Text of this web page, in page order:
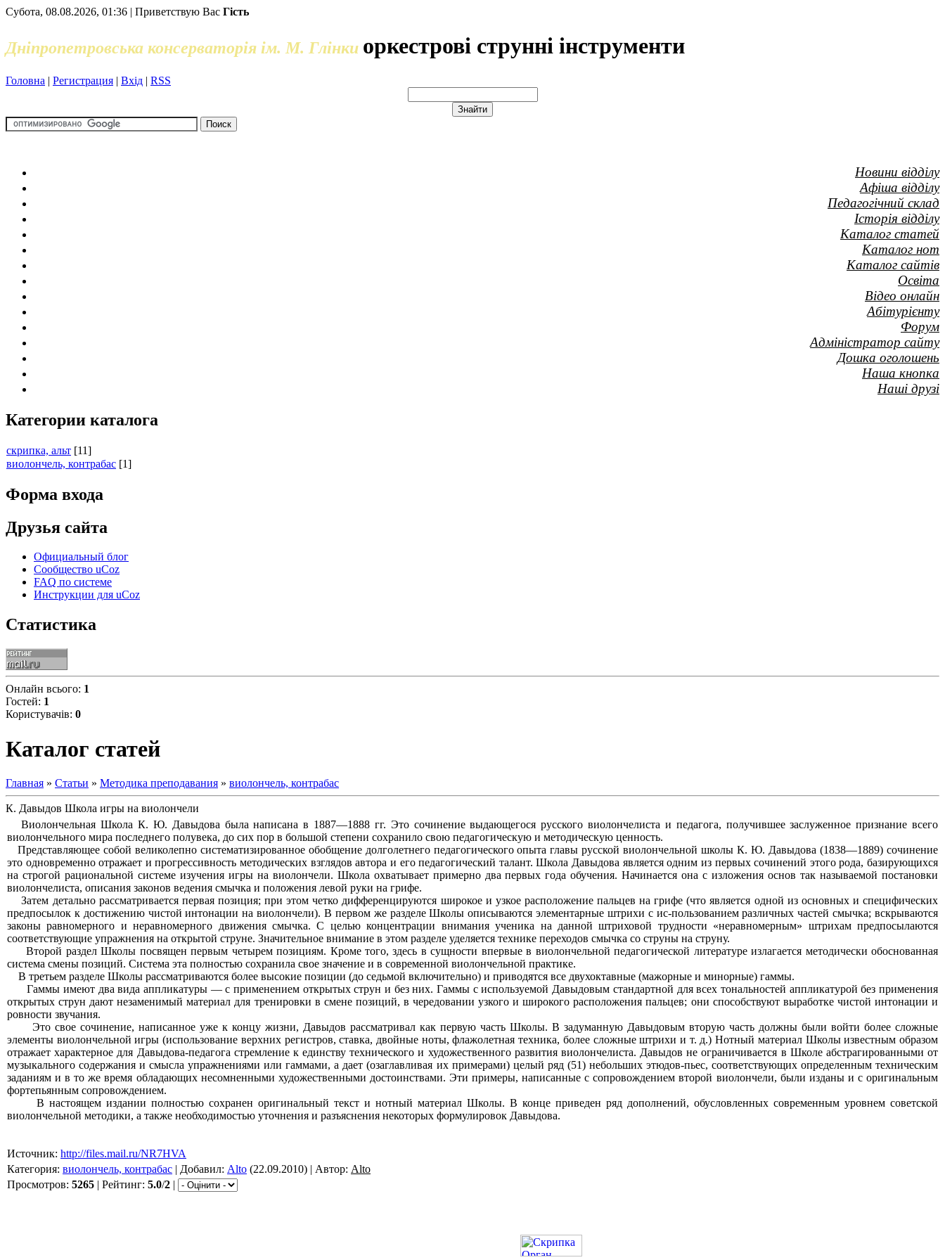
Субота, 08.08.2026, 01:36 | Приветствую Вас Гість
Дніпропетровська консерваторія ім. М. Глінки оркестрові струнні інструменти
Головна | Регистрация | Вхід | RSS
Новини відділу
Афіша відділу
Педагогічний склад
Історія відділу
Каталог статей
Каталог нот
Каталог сайтів
Освіта
Відео онлайн
Абітурієнту
Форум
Адміністратор сайту
Дошка оголошень
Наша кнопка
Наші друзі
Категории каталога
скрипка, альт [11]
виолончель, контрабас [1]
Форма входа
Друзья сайта
Официальный блог
Сообщество uCoz
FAQ по системе
Инструкции для uCoz
Статистика
Онлайн всього: 1
Гостей: 1
Користувачів: 0
Каталог статей
Главная » Статьи » Методика преподавания » виолончель, контрабас
К. Давыдов Школа игры на виолончели
Виолончельная Школа К. Ю. Давыдова была написана в 1887—1888 гг. Это сочинение выдающегося русского виолончелиста и педагога, получившее заслуженное признание всего
виолончельного мира последнего полувека, до сих пор в большой степени сохранило свою педагогическую и методическую ценность.
Представляющее собой великолепно систематизированное обобщение долголетнего педагогического опыта главы русской виолончельной школы К. Ю. Давыдова (1838—1889) сочинение
это одновременно отражает и прогрессивность методических взглядов автора и его педагогический талант. Школа Давыдова является одним из первых сочинений этого рода, базирующихся
на строгой рациональной системе изучения игры на виолончели. Школа охватывает примерно два первых года обучения. Начинается она с изложения основ так называемой постановки
виолончелиста, описания законов ведения смычка и положения левой руки на грифе.
Затем детально рассматривается первая позиция; при этом четко дифференцируются широкое и узкое расположение пальцев на грифе (что является одной из основных и специфических
предпосылок к достижению чистой интонации на виолончели). В первом же разделе Школы описываются элементарные штрихи с ис-пользованием различных частей смычка; вскрываются
законы равномерного и неравномерного движения смычка. С целью концентрации внимания ученика на данной штриховой трудности «неравномерным» штрихам предпосылаются
соответствующие упражнения на открытой струне. Значительное внимание в этом разделе уделяется технике переходов смычка со струны на струну.
Второй раздел Школы посвящен первым четырем позициям. Кроме того, здесь в сущности впервые в виолончельной педагогической литературе излагается методически обоснованная
система смены позиций. Система эта полностью сохранила свое значение и в современной виолончельной практике.
В третьем разделе Школы рассматриваются более высокие позиции (до седьмой включительно) и приводятся все двухоктавные (мажорные и минорные) гаммы.
Гаммы имеют два вида аппликатуры — с применением открытых струн и без них. Гаммы с используемой Давыдовым стандартной для всех тональностей аппликатурой без применения
открытых струн дают незаменимый материал для тренировки в смене позиций, в чередовании узкого и широкого расположения пальцев; они способствуют выработке чистой интонации и
ровности звучания.
Это свое сочинение, написанное уже к концу жизни, Давыдов рассматривал как первую часть Школы. В задуманную Давыдовым вторую часть должны были войти более сложные
элементы виолончельной игры (использование верхних регистров, ставка, двойные ноты, флажолетная техника, более сложные штрихи и т. д.) Нотный материал Школы известным образом
отражает характерное для Давыдова-педагога стремление к единству технического и художественного развития виолончелиста. Давыдов не ограничивается в Школе абстрагированными от
музыкального содержания и смысла упражнениями или гаммами, а дает (озаглавливая их примерами) целый ряд (51) небольших этюдов-пьес, соответствующих определенным техническим
заданиям и в то же время обладающих несомненными художественными достоинствами. Эти примеры, написанные с сопровождением второй виолончели, были изданы и с оригинальным
фортепьянным сопровождением.
В настоящем издании полностью сохранен оригинальный текст и нотный материал Школы. В конце приведен ряд дополнений, обусловленных современным уровнем советской
виолончельной методики, а также необходимостью уточнения и разъяснения некоторых формулировок Давыдова.
Источник: http://files.mail.ru/NR7HVA
Категория: виолончель, контрабас | Добавил: Alto (22.09.2010) | Автор: Alto
Просмотров: 5265 | Рейтинг: 5.0/2 |